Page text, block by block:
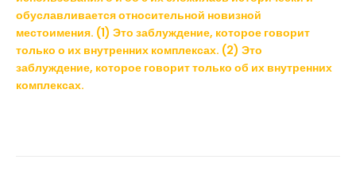
обуславливается относительной новизной
местоимения. (1) Это заблуждение, которое говорит
только о их внутренних комплексах. (2) Это
заблуждение, которое говорит только об их внутренних
комплексах.